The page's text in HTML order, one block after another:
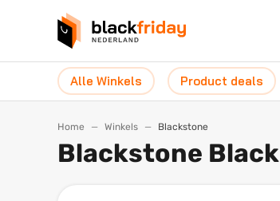
Alle Winkels Product deals
Home Winkels Blackstone
Blackstone